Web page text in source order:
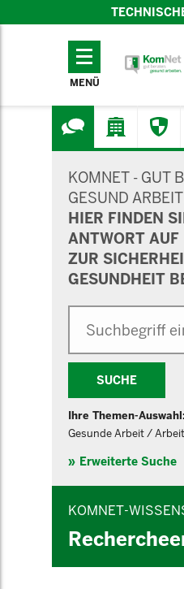
TECHNISCHES
MENÜ
KOMNET - GUT
GESUND
HIER FINDEN
ANTWORT AUF
ZUR
GESUNDHEIT
SUCHE
Ihre Themen-Auswahl:
Gesunde Arbeit /
Erweiterte Suche
KOMNET-